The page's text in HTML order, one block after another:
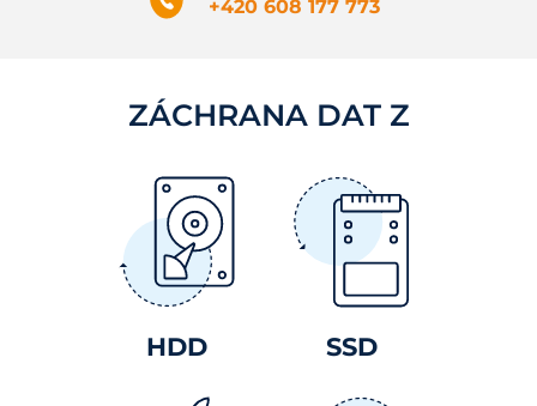
+420 608 177 773
ZÁCHRANA DAT Z
HDD SSD